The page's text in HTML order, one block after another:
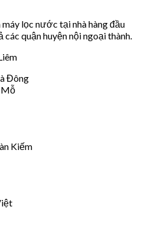
lọc nước tại nhà hàng đầu
quận huyện nội ngoại thành.
Đông
Mỗ
Kiếm